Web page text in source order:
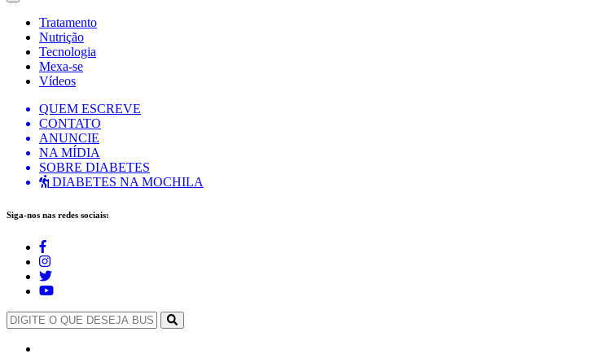
Tratamento
Nutrição
Tecnologia
Mexa-se
Vídeos
QUEM ESCREVE
CONTATO
ANUNCIE
NA MÍDIA
SOBRE DIABETES
DIABETES NA MOCHILA
Siga-nos nas redes sociais: